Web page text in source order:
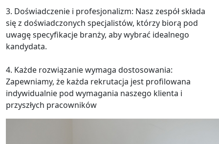
3. Doświadczenie i profesjonalizm: Nasz zespół składa
się z doświadczonych specjalistów, którzy biorą pod
uwagę specyfikacje branży, aby wybrać idealnego
kandydata.
4. Każde rozwiązanie wymaga dostosowania:
Zapewniamy, że każda rekrutacja jest profilowana
indywidualnie pod wymagania naszego klienta i
przyszłych pracowników